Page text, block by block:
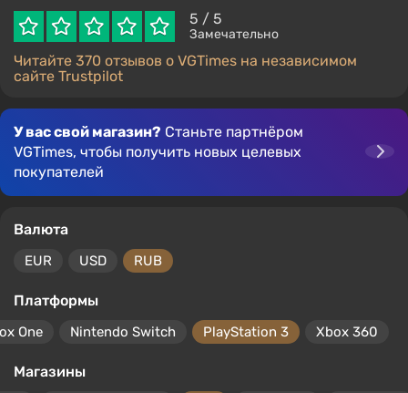
5 / 5
Замечательно
Читайте 370 отзывов о VGTimes на независимом
сайте Trustpilot
У вас свой магазин? Станьте партнёром
VGTimes, чтобы получить новых целевых
покупателей
Валюта
EUR USD RUB
Платформы
One Nintendo Switch PlayStation 3 Xbox 360
Магазины